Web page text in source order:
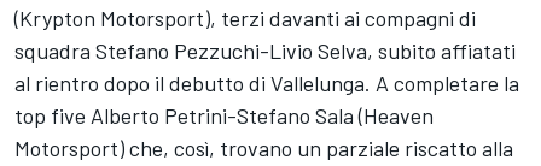
(Krypton Motorsport), terzi davanti ai compagni di
squadra Stefano Pezzuchi-Livio Selva, subito affiatati
al rientro dopo il debutto di Vallelunga. A completare la
top five Alberto Petrini-Stefano Sala (Heaven
Motorsport) che, così, trovano un parziale riscatto alla